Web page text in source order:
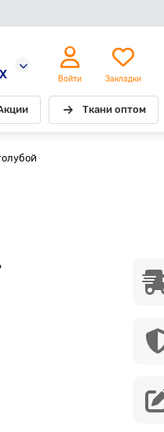
Войти Закладки
Ткани оптом